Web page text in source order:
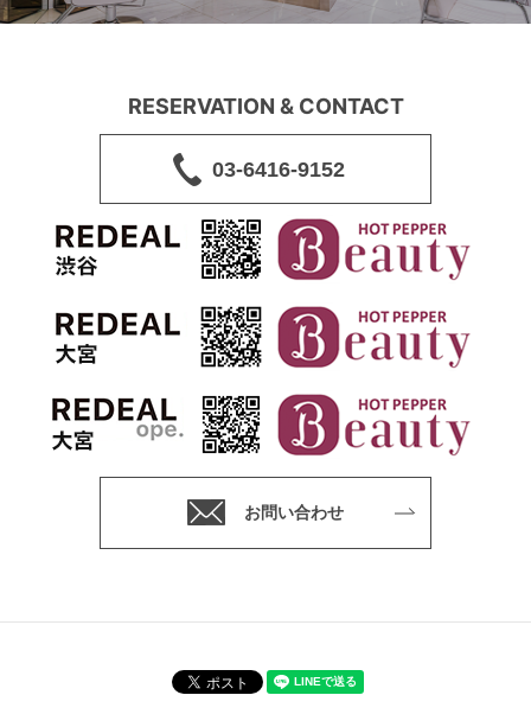
RESERVATION & CONTACT
03-6416-9152
お問い合わせ